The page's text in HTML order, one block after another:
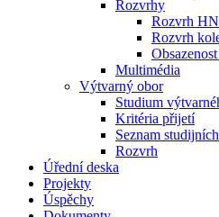
Rozvrhy
Rozvrh HN
Rozvrh
Multimédia
Výtvarný obor
Studium
Kritéria přijetí
Seznam
Rozvrh
Úřední deska
Projekty
Úspěchy